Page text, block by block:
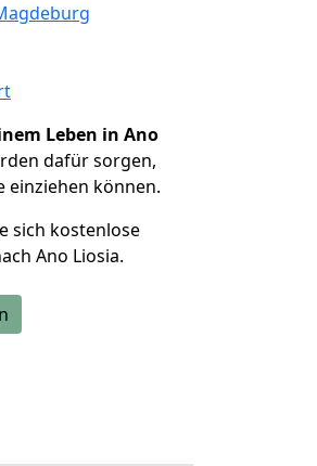
Leben in Ano
dafür sorgen,
einziehen können.
sich kostenlose
Ano Liosia.